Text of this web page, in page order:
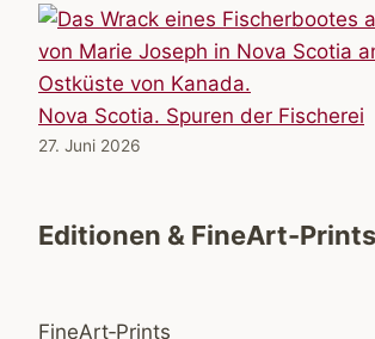
Nova Scotia. Spuren der Fischerei
27. Juni 2026
Editionen & FineArt-Prints
FineArt‑Prints